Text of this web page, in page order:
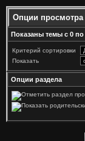
Опции просмотра
Показаны темы с 0 по
Критерий сортировки
Показать
Опции раздела